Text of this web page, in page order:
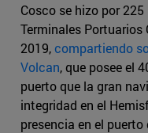
Cosco se hizo por
Terminales
2019,compartiendo
Volcan, que posee el
puerto que la gran
integridad en el
presencia en el puerto